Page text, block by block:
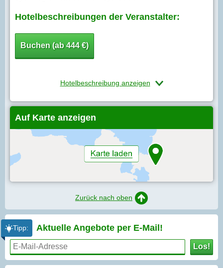
Hotelbeschreibungen der Veranstalter:
Buchen (ab 444 €)
Hotelbeschreibung anzeigen
Auf Karte anzeigen
Zurück nach oben
Tipp: Aktuelle Angebote per E-Mail!
Los!